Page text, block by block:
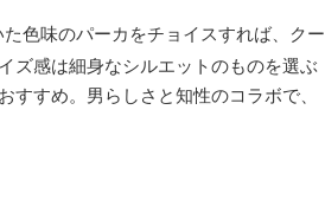
色味のパーカをチョイスすれば、クー
ズ感は細身なシルエットのものを選ぶ
すめ。男らしさと知性のコラボで、